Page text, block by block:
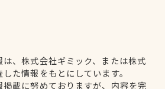
、株式会社ギミック、または株式
た情報をもとにしています。
載に努めておりますが、内容を完